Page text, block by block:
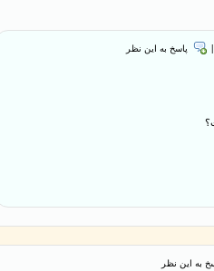
پاسخ به این نظر
به این نظر